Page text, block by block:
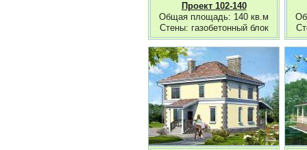
Проект 102-140
Общая площадь: 140 кв.м
Стены: газобетонный блок